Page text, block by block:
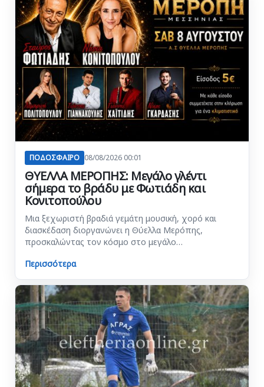
ΠΟΔΟΣΦΑΙΡΟ 08/08/2026 00:01
ΘΥΕΛΛΑ ΜΕΡΟΠΗΣ: Μεγάλο γλέντι
σήμερα το βράδυ με Φωτιάδη και
Κονιτοπούλου
Μια ξεχωριστή βραδιά γεμάτη μουσική, χορό και
διασκέδαση διοργανώνει η Θύελλα Μερόπης,
προσκαλώντας τον κόσμο στο μεγάλο…
Περισσότερα